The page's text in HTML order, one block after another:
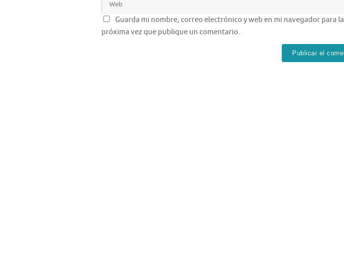
Guarda mi nombre, correo electrónico y web en mi navegador para la
próxima vez que publique un comentario.